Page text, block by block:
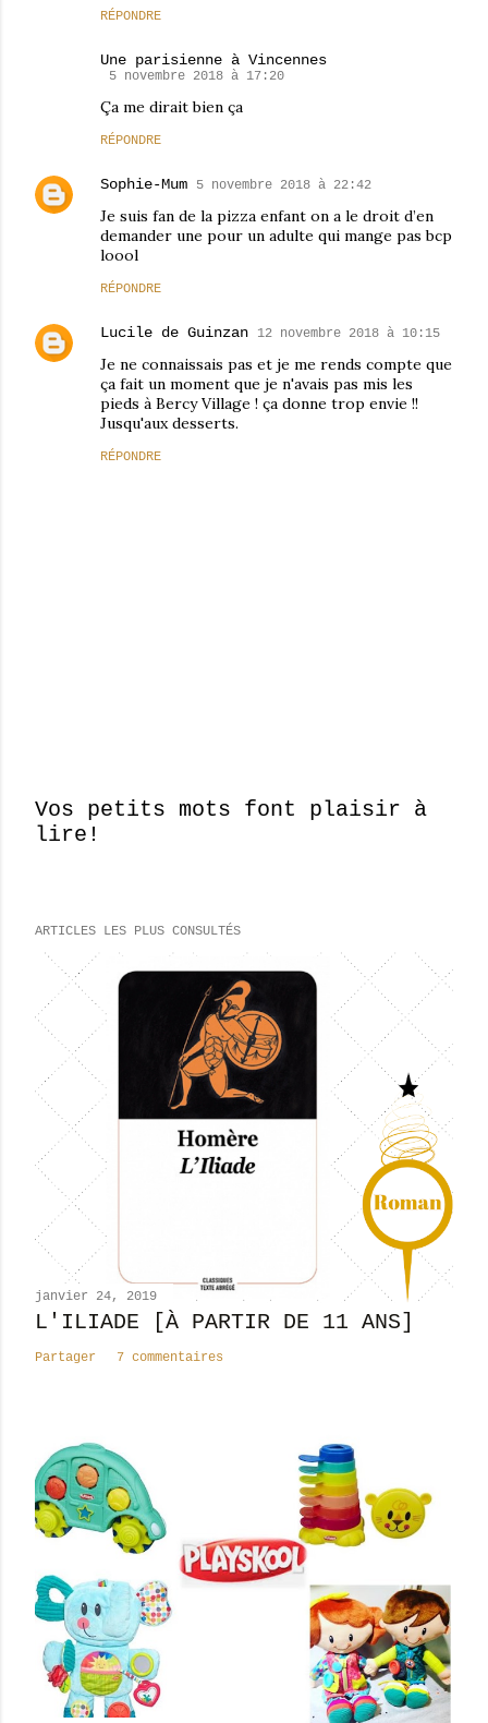
RÉPONDRE
Une parisienne à Vincennes
5 novembre 2018 à 17:20
Ça me dirait bien ça
RÉPONDRE
Sophie-Mum 5 novembre 2018 à 22:42
Je suis fan de la pizza enfant on a le droit d’en
demander une pour un adulte qui mange pas bcp
loool
RÉPONDRE
Lucile de Guinzan 12 novembre 2018 à 10:15
Je ne connaissais pas et je me rends compte que
ça fait un moment que je n'avais pas mis les
pieds à Bercy Village ! ça donne trop envie !!
Jusqu'aux desserts.
RÉPONDRE
E
g
t
r
c
m
n
t
i
Vos petits mots font plaisir à
lire!
ARTICLES LES PLUS CONSULTÉS
janvier 24, 2019
L'ILIADE [À PARTIR DE 11 ANS]
Partager 7 commentaires